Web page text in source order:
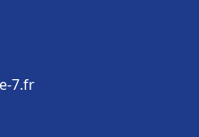
7.fr